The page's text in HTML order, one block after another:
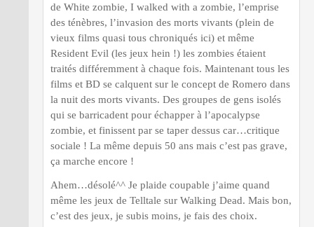
de White zombie, I walked with a zombie, l’emprise
des ténèbres, l’invasion des morts vivants (plein de
vieux films quasi tous chroniqués ici) et même
Resident Evil (les jeux hein !) les zombies étaient
traités différemment à chaque fois. Maintenant tous les
films et BD se calquent sur le concept de Romero dans
la nuit des morts vivants. Des groupes de gens isolés
qui se barricadent pour échapper à l’apocalypse
zombie, et finissent par se taper dessus car…critique
sociale ! La même depuis 50 ans mais c’est pas grave,
ça marche encore !
Ahem…désolé^^ Je plaide coupable j’aime quand
même les jeux de Telltale sur Walking Dead. Mais bon,
c’est des jeux, je subis moins, je fais des choix.